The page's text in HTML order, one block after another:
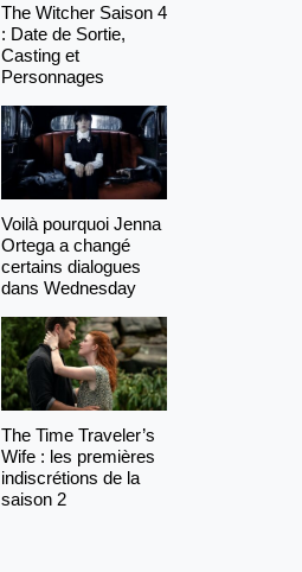
The Witcher Saison 4
: Date de Sortie,
Casting et
Personnages
Voilà pourquoi Jenna
Ortega a changé
certains dialogues
dans Wednesday
The Time Traveler’s
Wife : les premières
indiscrétions de la
saison 2